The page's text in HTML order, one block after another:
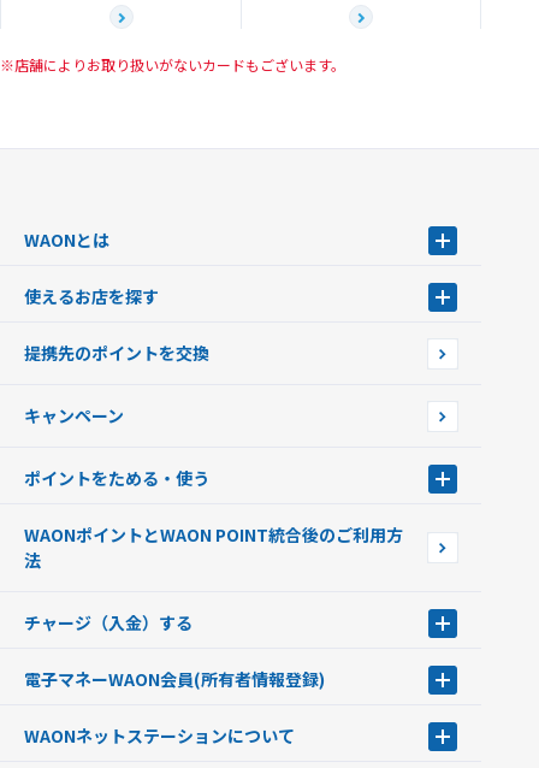
店舗によりお取り扱いがないカードもございます。
WAONとは
WAONを申込む
インターネット上でのお買い物について（ネット決済）
使えるお店を探す
店舗検索
イオン銀行ATM設置場所
提携先のポイントを交換
キャンペーン
ポイントをためる・使う
ポイントの有効期限について
WAONポイントとWAON POINT統合後のご利用方
法
チャージ（入金）する
現金でチャージする
銀行口座・ATMからチャージする
電子マネーWAON会員(所有者情報登録)
WAON POINTサービス会員登録に伴う個人データの共同利用のお知
WAONネットステーションについて